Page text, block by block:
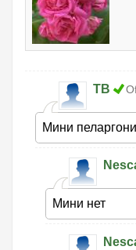
ТВ
Мини
Мини нет